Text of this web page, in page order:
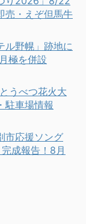
売・えぞ但馬牛
ル野幌」跡地に
極を併設
うべつ花火大
駐車場情報
市応援ソング
成報告！8月